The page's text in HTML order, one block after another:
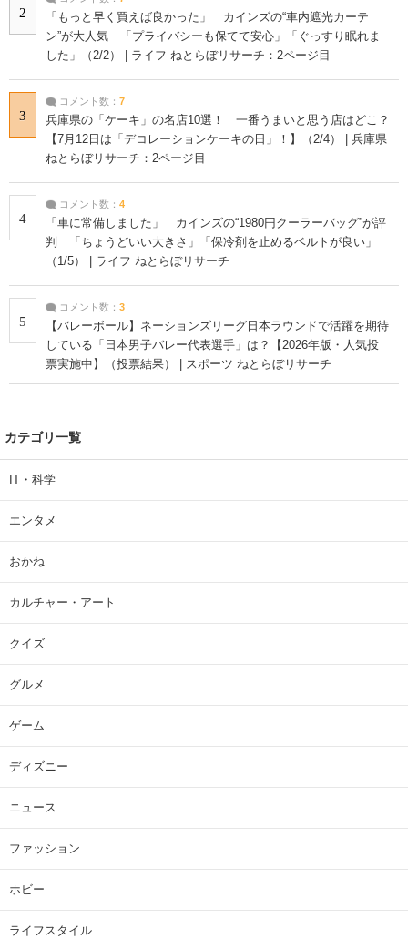
2
「もっと早く買えば良かった」 カインズの“車内遮光カーテ
ン”が大人気 「プライバシーも保てて安心」「ぐっすり眠れま
した」（2/2） | ライフ ねとらぼリサーチ：2ページ目
3
コメント数： 7
兵庫県の「ケーキ」の名店10選！ 一番うまいと思う店はどこ？
【7月12日は「デコレーションケーキの日」！】（2/4） | 兵庫県
ねとらぼリサーチ：2ページ目
4
コメント数： 4
「車に常備しました」 カインズの“1980円クーラーバッグ”が評
判 「ちょうどいい大きさ」「保冷剤を止めるベルトが良い」
（1/5） | ライフ ねとらぼリサーチ
5
コメント数： 3
【バレーボール】ネーションズリーグ日本ラウンドで活躍を期待
している「日本男子バレー代表選手」は？【2026年版・人気投
票実施中】（投票結果） | スポーツ ねとらぼリサーチ
カテゴリ一覧
IT・科学
エンタメ
おかね
カルチャー・アート
クイズ
グルメ
ゲーム
ディズニー
ニュース
ファッション
ホビー
ライフスタイル